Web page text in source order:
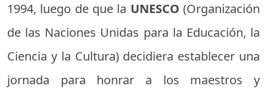
1994, luego de que la UNESCO(Organización
de las Naciones Unidas para la Educación, la
Ciencia y la Cultura) decidiera establecer una
jornada para honrar a los maestros y